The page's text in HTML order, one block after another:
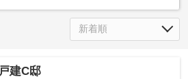
建C邸